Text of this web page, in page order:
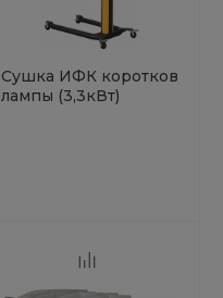
Сушка ИФК коротковол 3
лампы (3,3кВт)